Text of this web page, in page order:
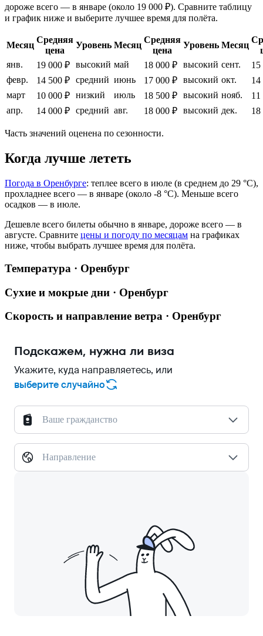
дороже всего — в январе (около 19 000 ₽). Сравните таблицу
и график ниже и выберите лучшее время для полёта.
Месяц
Средняя
цена
Уровень Месяц
Средняя
цена
Уровень Месяц
янв.
19 000 ₽ высокий май 18 000 ₽ высокий сент.
15
февр.
14 500 ₽ средний июнь 17 000 ₽ высокий окт.
14
март
10 000 ₽ низкий июль 18 500 ₽ высокий нояб.
11
апр.
14 000 ₽ средний авг. 18 000 ₽ высокий дек. 18
Часть значений оценена по сезонности.
Когда лучше лететь
Погода в Оренбурге: теплее всего в июле (в среднем до 29 °C),
прохладнее всего — в январе (около -8 °C). Меньше всего
осадков — в июле.
Дешевле всего билеты обычно в январе, дороже всего — в
августе. Сравните цены и погоду по месяцам на графиках
ниже, чтобы выбрать лучшее время для полёта.
Температура · Оренбург
Сухие и мокрые дни · Оренбург
Скорость и направление ветра · Оренбург
Подскажем, нужна ли виза
Укажите, куда направляетесь, или
выберите случайно
Ваше гражданство
Направление